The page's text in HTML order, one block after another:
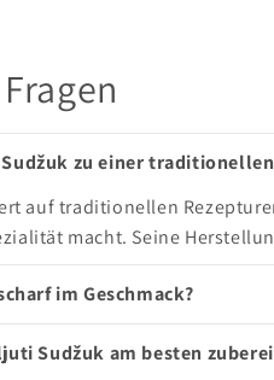
zu einer
auf traditionellen
macht. Seine
im Geschmack?
Sudžuk am besten